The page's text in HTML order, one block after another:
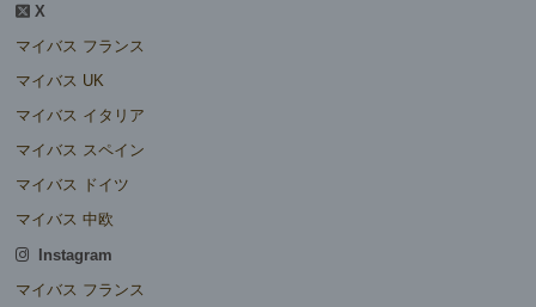
X
マイバス フランス
マイバス UK
マイバス イタリア
マイバス スペイン
マイバス ドイツ
マイバス 中欧
Instagram
マイバス フランス